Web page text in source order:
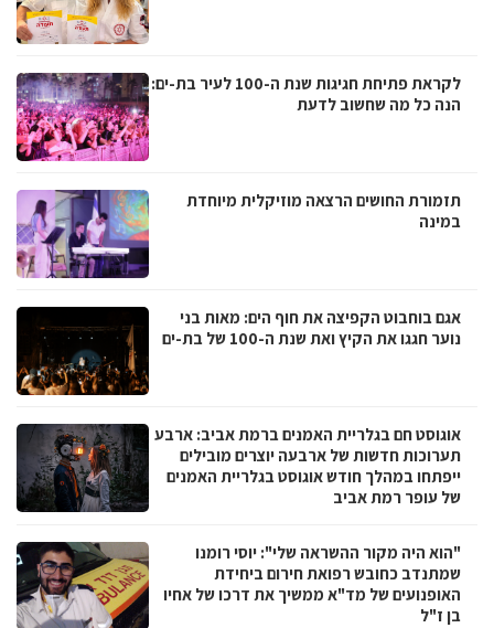
לקראת פתיחת חגיגות שנת ה-100 לעיר בת-ים:
הנה כל מה שחשוב לדעת
תזמורת החושים הרצאה מוזיקלית מיוחדת
במינה
אגם בוחבוט הקפיצה את חוף הים: מאות בני
נוער חגגו את הקיץ ואת שנת ה-100 של בת-ים
אוגוסט חם בגלריית האמנים ברמת אביב: ארבע
תערוכות חדשות של ארבעה יוצרים מובילים
ייפתחו במהלך חודש אוגוסט בגלריית האמנים
של עופר רמת אביב
"הוא היה מקור ההשראה שלי": יוסי רומנו
שמתנדב כחובש רפואת חירום ביחידת
האופנועים של מד"א ממשיך את דרכו של אחיו
בן ז"ל